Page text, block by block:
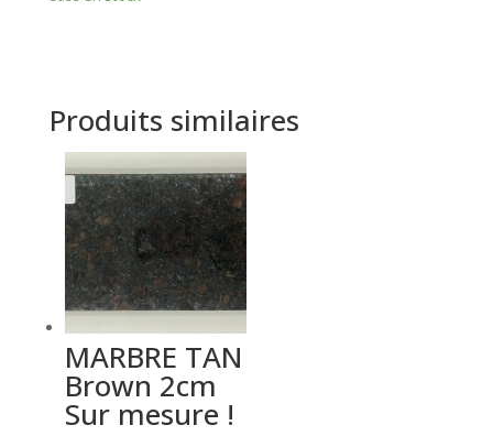
Produits similaires
MARBRE TAN
Brown 2cm
Sur mesure !